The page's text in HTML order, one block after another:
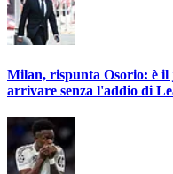
Milan, rispunta Osorio: è
arrivare senza l'addio di